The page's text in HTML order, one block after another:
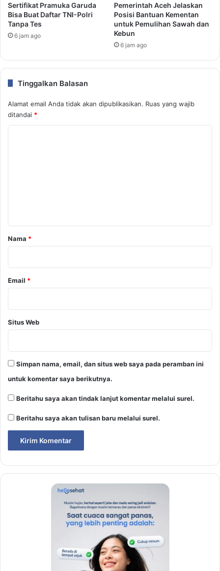
Sertifikat Pramuka Garuda
Bisa Buat Daftar TNI-Polri
Tanpa Tes
6 jam ago
Pemerintah Aceh Jelaskan
Posisi Bantuan Kementan
untuk Pemulihan Sawah dan
Kebun
6 jam ago
Tinggalkan Balasan
Alamat email Anda tidak akan dipublikasikan. Ruas yang wajib
ditandai *
rNama *
Email *
Situs Web
Simpan nama, email, dan situs web saya pada peramban ini
untuk komentar saya berikutnya.
Beritahu saya akan tindak lanjut komentar melalui surel.
Beritahu saya akan tulisan baru melalui surel.